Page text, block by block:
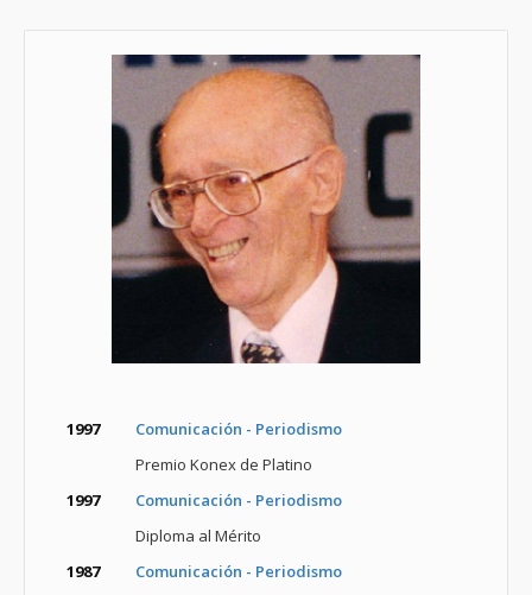
1997
Comunicación - Periodismo
Premio Konex de Platino
1997
Comunicación - Periodismo
Diploma al Mérito
1987
Comunicación - Periodismo